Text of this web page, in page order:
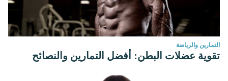
التمارين والرياضة
تقوية عضلات البطن: أفضل التمارين والنصائح